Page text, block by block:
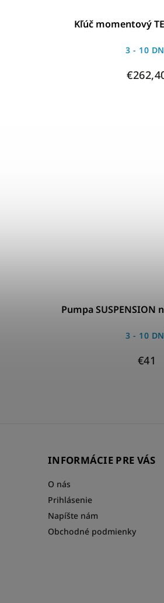
Kľúč momentový
3 - 10
Pumpa SUSPENSION
3 - 10
€41
INFORMÁCIE PRE VÁS
O nás
Prihlásenie
Napíšte nám
Obchodné podmienky